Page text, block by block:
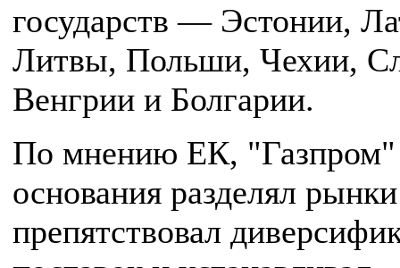
государств — Эстонии,
Литвы, Польши, Чехии,
Венгрии и Болгарии.
По мнению ЕК, "Газпром"
основания разделял рынки
препятствовал